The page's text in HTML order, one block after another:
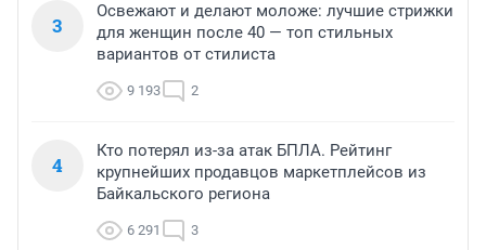
3
Освежают и делают моложе: лучшие стрижки
для женщин после 40 — топ стильных
вариантов от стилиста
9 193 2
4
Кто потерял из-за атак БПЛА. Рейтинг
крупнейших продавцов маркетплейсов из
Байкальского региона
6 291 3